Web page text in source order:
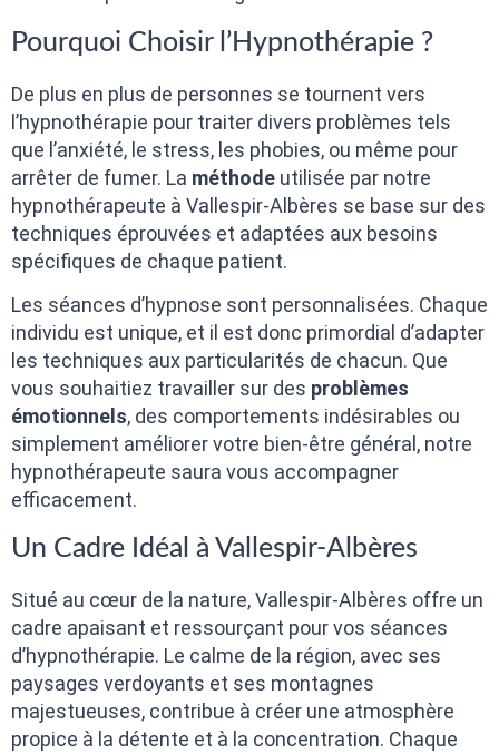
Pourquoi Choisir l’Hypnothérapie ?
De plus en plus de personnes se tournent vers
l’hypnothérapie pour traiter divers problèmes tels
que l’anxiété, le stress, les phobies, ou même pour
arrêter de fumer. La méthode utilisée par notre
hypnothérapeute à Vallespir-Albères se base sur des
techniques éprouvées et adaptées aux besoins
spécifiques de chaque patient.
Les séances d’hypnose sont personnalisées. Chaque
individu est unique, et il est donc primordial d’adapter
les techniques aux particularités de chacun. Que
vous souhaitiez travailler sur des problèmes
émotionnels, des comportements indésirables ou
simplement améliorer votre bien-être général, notre
hypnothérapeute saura vous accompagner
efficacement.
Un Cadre Idéal à Vallespir-Albères
Situé au cœur de la nature, Vallespir-Albères offre un
cadre apaisant et ressourçant pour vos séances
d’hypnothérapie. Le calme de la région, avec ses
paysages verdoyants et ses montagnes
majestueuses, contribue à créer une atmosphère
propice à la détente et à la concentration. Chaque